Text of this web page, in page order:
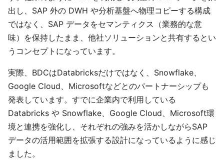
出し、SAP 外の DWH や分析基盤へ物理コピーする構成
ではなく、SAP データをセマンティクス（業務的な意
味）を保持したまま、他社ソリューションと共有するとい
うコンセプトになっています。
実際、BDCはDatabricksだけではなく、Snowflake、
Google Cloud、Microsoftなどとのパートナーシップも
発表しています。すでに企業内で利用している
Databricks や Snowflake、Google Cloud、Microsoft環
境と連携を強化し、それぞれの強みを活かしながらSAP
データの活用範囲を拡張する設計になっているように感じ
ました。